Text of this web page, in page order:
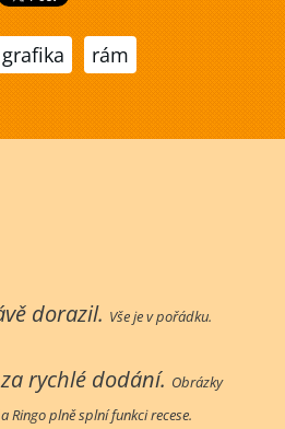
grafika rám
dorazil. Vše je v pořádku.
rychlé dodání. Obrázky
Ringo plně splní funkci recese.